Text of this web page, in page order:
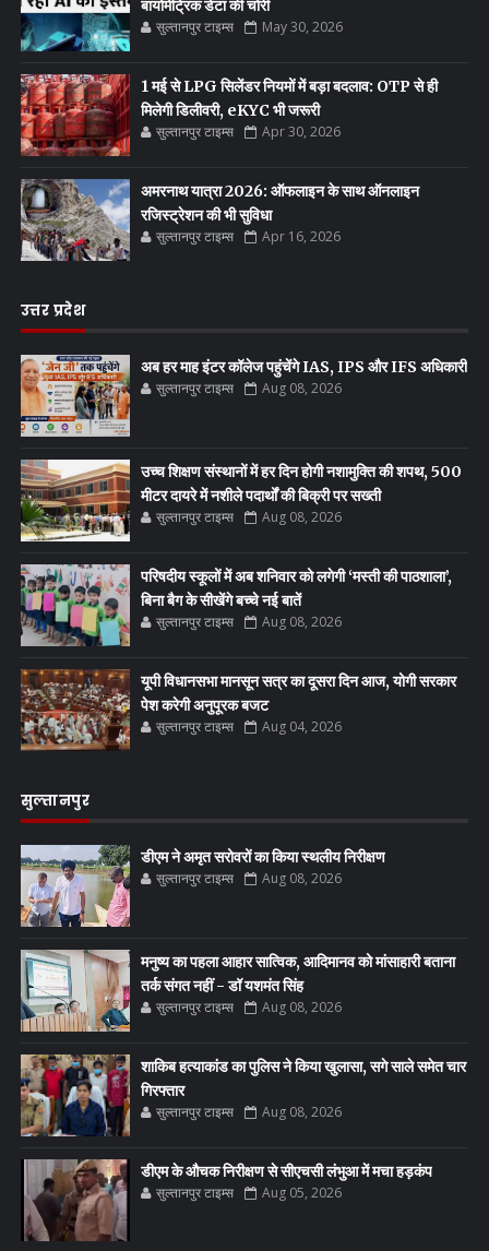
बायोमेट्रिक डेटा की चोरी
सुल्तानपुर टाइम्स May 30, 2026
1 मई से LPG सिलेंडर नियमों में बड़ा बदलाव: OTP से ही
मिलेगी डिलीवरी, eKYC भी जरूरी
सुल्तानपुर टाइम्स Apr 30, 2026
अमरनाथ यात्रा 2026: ऑफलाइन के साथ ऑनलाइन
रजिस्ट्रेशन की भी सुविधा
सुल्तानपुर टाइम्स Apr 16, 2026
उत्तर प्रदेश
अब हर माह इंटर कॉलेज पहुंचेंगे IAS, IPS और IFS अधिकारी
सुल्तानपुर टाइम्स Aug 08, 2026
उच्च शिक्षण संस्थानों में हर दिन होगी नशामुक्ति की शपथ, 500
मीटर दायरे में नशीले पदार्थों की बिक्री पर सख्ती
सुल्तानपुर टाइम्स Aug 08, 2026
परिषदीय स्कूलों में अब शनिवार को लगेगी ‘मस्ती की पाठशाला’,
बिना बैग के सीखेंगे बच्चे नई बातें
सुल्तानपुर टाइम्स Aug 08, 2026
यूपी विधानसभा मानसून सत्र का दूसरा दिन आज, योगी सरकार
पेश करेगी अनुपूरक बजट
सुल्तानपुर टाइम्स Aug 04, 2026
सुल्तानपुर
डीएम ने अमृत सरोवरों का किया स्थलीय निरीक्षण
सुल्तानपुर टाइम्स Aug 08, 2026
मनुष्य का पहला आहार सात्विक, आदिमानव को मांसाहारी बताना
तर्क संगत नहीं - डॉ यशमंत सिंह
सुल्तानपुर टाइम्स Aug 08, 2026
शाकिब हत्याकांड का पुलिस ने किया खुलासा, सगे साले समेत चार
गिरफ्तार
सुल्तानपुर टाइम्स Aug 08, 2026
डीएम के औचक निरीक्षण से सीएचसी लंभुआ में मचा हड़कंप
सुल्तानपुर टाइम्स Aug 05, 2026